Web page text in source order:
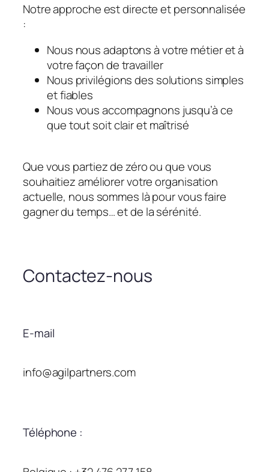
Notre approche est directe et personnalisée
:
Nous nous adaptons à votre métier et à
votre façon de travailler
Nous privilégions des solutions simples
et fiables
Nous vous accompagnons jusqu’à ce
que tout soit clair et maîtrisé
Que vous partiez de zéro ou que vous
souhaitiez améliorer votre organisation
actuelle, nous sommes là pour vous faire
gagner du temps… et de la sérénité.
Contactez-nous
E-mail
info@agilpartners.com
Téléphone :